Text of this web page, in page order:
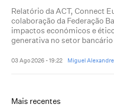
Relatório da ACT, Connect
colaboração da Federação
impactos económicos e
generativa no setor bancário
03 Ago 2026 - 19:22 Miguel
Mais recentes